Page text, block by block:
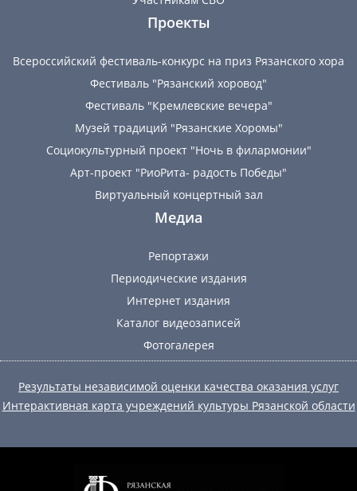
Проекты
Всероссийский фестиваль-конкурс на приз Рязанского хора
Фестиваль "Рязанский хоровод"
Фестиваль "Кремлевские вечера"
Музей традиций "Рязанские Хоромы"
Социокультурный проект "Ночь в филармонии"
Арт-проект "РиоРита- радость Победы"
Виртуальный концертный зал
Медиа
Репортажи
Периодические издания
Интернет издания
Каталог видеозаписей
Фотогалерея
Результаты независимой оценки качества оказания услуг
Интерактивная карта учреждений культуры Рязанской области